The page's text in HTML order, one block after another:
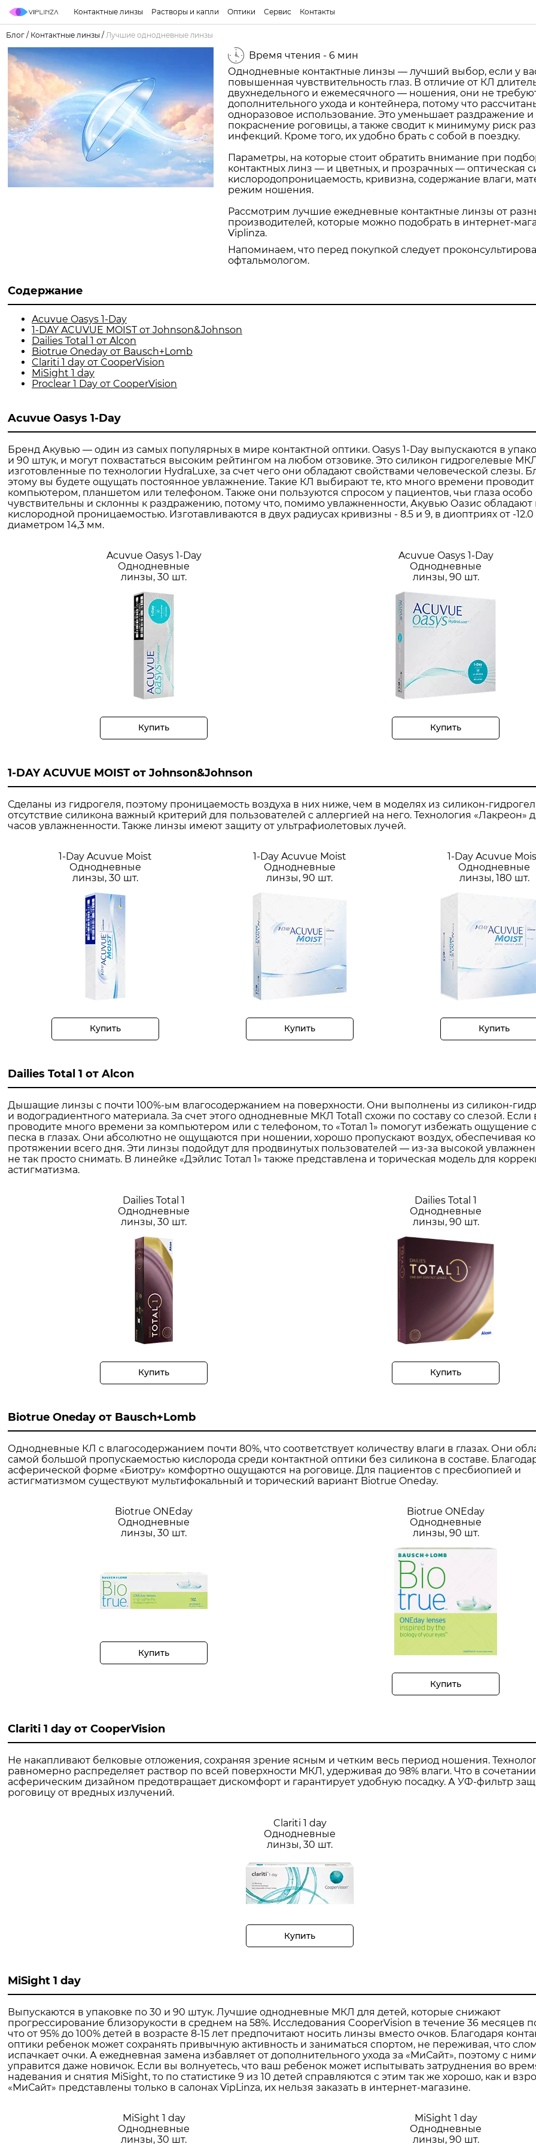
Контактные линзы Растворы и капли Оптики Сервис Контакты
Блог / Контактные линзы / Лучшие однодневные линзы
Время чтения - 6 мин
Однодневные контактные линзы — лучший выбор, если у
повышенная чувствительность глаз. В отличие от КЛ
двухнедельного и ежемесячного — ношения, они не
дополнительного ухода и контейнера, потому что
одноразовое использование. Это уменьшает раздражение и
покраснение роговицы, а также сводит к минимуму риск
инфекций. Кроме того, их удобно брать с собой в поездку.
Параметры, на которые стоит обратить внимание при
контактных линз — и цветных, и прозрачных — оптическая
кислородопроницаемость, кривизна, содержание влаги,
режим ношения.
Рассмотрим лучшие ежедневные контактные линзы от
производителей, которые можно подобрать в интернет-
Viplinza.
Напоминаем, что перед покупкой следует
офтальмологом.
Содержание
Acuvue Oasys 1-Day
1-DAY ACUVUE MOIST от Johnson&Johnson
Dailies Total 1 от Alcon
Biotrue Oneday от Bausch+Lomb
Clariti 1 day от CooperVision
MiSight 1 day
Proclear 1 Day от CooperVision
Acuvue Oasys 1-Day
Бренд Акувью — один из самых популярных в мире контактной оптики. Oasys 1-Day выпускаются в
и 90 штук, и могут похвастаться высоким рейтингом на любом отзовике. Это силикон гидрогелевые
изготовленные по технологии HydraLuxe, за счет чего они обладают свойствами человеческой слезы.
этому вы будете ощущать постоянное увлажнение. Такие КЛ выбирают те, кто много времени проводит
компьютером, планшетом или телефоном. Также они пользуются спросом у пациентов, чьи глаза особо
чувствительны и склонны к раздражению, потому что, помимо увлажненности, Акувью Оазис обладают
кислородной проницаемостью. Изготавливаются в двух радиусах кривизны - 8.5 и 9, в диоптриях от -12.0
диаметром 14,3 мм.
Acuvue Oasys 1-Day
Однодневные
линзы, 30 шт.
Купить
Acuvue Oasys 1-Day
Однодневные
линзы, 90 шт.
Купить
1-DAY ACUVUE MOIST от Johnson&Johnson
Сделаны из гидрогеля, поэтому проницаемость воздуха в них ниже, чем в моделях из силикон-
отсутствие силикона важный критерий для пользователей с аллергией на него. Технология «Лакреон»
часов увлажненности. Также линзы имеют защиту от ультрафиолетовых лучей.
1-Day Acuvue Moist
Однодневные
линзы, 30 шт.
Купить
1-Day Acuvue Moist
Однодневные
линзы, 90 шт.
Купить
1-Day Acuvue
Однодневные
линзы, 180 шт.
Купить
Dailies Total 1 от Alcon
Дышащие линзы с почти 100%-ым влагосодержанием на поверхности. Они выполнены из силикон-
и водоградиентного материала. За счет этого однодневные МКЛ Total1 схожи по составу со слезой. Если
проводите много времени за компьютером или с телефоном, то «Тотал 1» помогут избежать ощущение
песка в глазах. Они абсолютно не ощущаются при ношении, хорошо пропускают воздух, обеспечивая
протяжении всего дня. Эти линзы подойдут для продвинутых пользователей — из-за высокой
не так просто снимать. В линейке «Дэйлис Тотал 1» также представлена и торическая модель для
астигматизма.
Dailies Total 1
Однодневные
линзы, 30 шт.
Купить
Dailies Total 1
Однодневные
линзы, 90 шт.
Купить
Biotrue Oneday от Bausch+Lomb
Однодневные КЛ с влагосодержанием почти 80%, что соответствует количеству влаги в глазах. Они
самой большой пропускаемостью кислорода среди контактной оптики без силикона в составе.
асферической форме «Биотру» комфортно ощущаются на роговице. Для пациентов с пресбиопией и
астигматизмом существуют мультифокальный и торический вариант Biotrue Oneday.
Biotrue ONEday
Однодневные
линзы, 30 шт.
Купить
Biotrue ONEday
Однодневные
линзы, 90 шт.
Купить
Clariti 1 day от CooperVision
Не накапливают белковые отложения, сохраняя зрение ясным и четким весь период ношения.
равномерно распределяет раствор по всей поверхности МКЛ, удерживая до 98% влаги. Что в
асферическим дизайном предотвращает дискомфорт и гарантирует удобную посадку. А УФ-фильтр
роговицу от вредных излучений.
Clariti 1 day
Однодневные
линзы, 30 шт.
Купить
MiSight 1 day
Выпускаются в упаковке по 30 и 90 штук. Лучшие однодневные МКЛ для детей, которые снижают
прогрессирование близорукости в среднем на 58%. Исследования CooperVision в течение 36 месяцев
что от 95% до 100% детей в возрасте 8-15 лет предпочитают носить линзы вместо очков. Благодаря
оптики ребенок может сохранять привычную активность и заниматься спортом, не переживая, что
испачкает очки. А ежедневная замена избавляет от дополнительного ухода за «МиСайт», поэтому с
управится даже новичок. Если вы волнуетесь, что ваш ребенок может испытывать затруднения во
надевания и снятия MiSight, то по статистике 9 из 10 детей справляются с этим так же хорошо, как и
«МиСайт» представлены только в салонах VipLinza, их нельзя заказать в интернет-магазине.
MiSight 1 day
Однодневные
линзы, 30 шт.
MiSight 1 day
Однодневные
линзы, 90 шт.